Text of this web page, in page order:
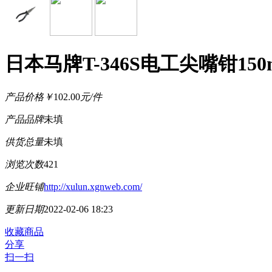
日本马牌T-346S电工尖嘴钳
产品价格￥102.00元/件
产品品牌未填
供货总量未填
浏览次数421
企业旺铺http://xulun.xgnweb.com/
更新日期2022-02-06 18:23
收藏商品
分享
扫一扫